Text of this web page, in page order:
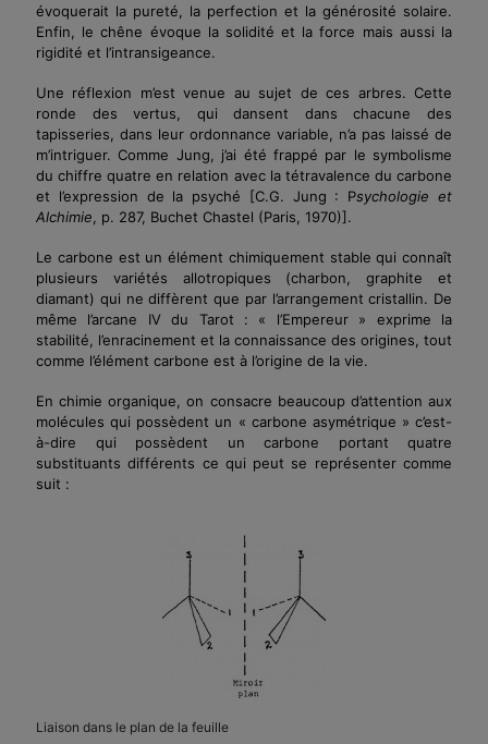
évoquerait la pureté, la perfection et la générosité solaire.
Enfin, le chêne évoque la solidité et la force mais aussi la
rigidité et l’intransigeance.
Une réflexion m’est venue au sujet de ces arbres. Cette
ronde des vertus, qui dansent dans chacune des
tapisseries, dans leur ordonnance variable, n’a pas laissé de
m’intriguer. Comme Jung, j’ai été frappé par le symbolisme
du chiffre quatre en relation avec la tétravalence du carbone
et l’expression de la psyché [C.G. Jung : Psychologie et
Alchimie , p. 287, Buchet Chastel (Paris, 1970)].
Le carbone est un élément chimiquement stable qui connaît
plusieurs variétés allotropiques (charbon, graphite et
diamant) qui ne diffèrent que par l’arrangement cristallin. De
même l’arcane IV du Tarot : « l’Empereur » exprime la
stabilité, l’enracinement et la connaissance des origines, tout
comme l’élément carbone est à l’origine de la vie.
En chimie organique, on consacre beaucoup d’attention aux
molécules qui possèdent un « carbone asymétrique » c’est-
à-dire qui possèdent un carbone portant quatre
substituants différents ce qui peut se représenter comme
suit :
Liaison dans le plan de la feuille